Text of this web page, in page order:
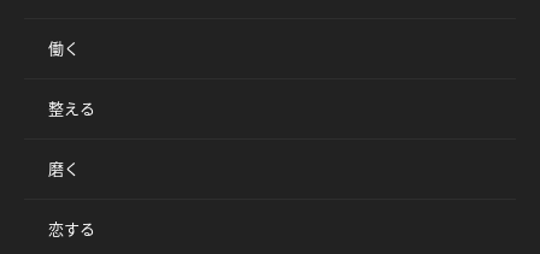
働く
整える
磨く
恋する